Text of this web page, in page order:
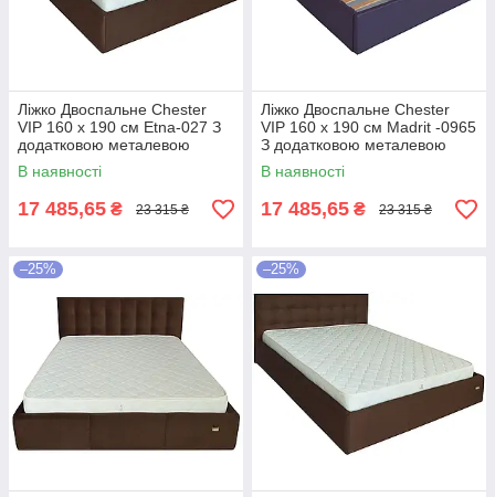
Ліжко Двоспальне Chester
VIP 160 х 190 см Etna-027 З
додатковою металевою
цільнозварною рамою
Коричневий
В наявності
17 485,65 ₴ 23 315 ₴
Ліжко Двоспальне Chester
VIP 160 х 190 см Madrit -0965
З додатковою металевою
цільнозварною рамою
Фіолетовий
В наявності
17 485,65 ₴ 23 315 ₴
–25% –25%